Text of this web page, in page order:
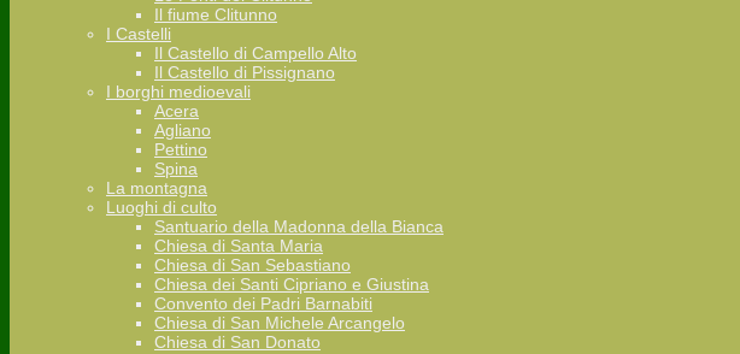
Il fiume Clitunno
I Castelli
Il Castello di Campello Alto
Il Castello di Pissignano
I borghi medioevali
Acera
Agliano
Pettino
Spina
La montagna
Luoghi di culto
Santuario della Madonna della Bianca
Chiesa di Santa Maria
Chiesa di San Sebastiano
Chiesa dei Santi Cipriano e Giustina
Convento dei Padri Barnabiti
Chiesa di San Michele Arcangelo
Chiesa di San Donato